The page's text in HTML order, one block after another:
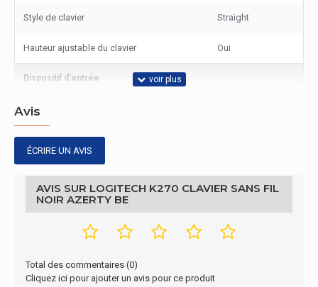
Style de clavier Straight
Hauteur ajustable du clavier Oui
Dispositif d'entrée
Utilisation recommandée
Emballage
Design
Oui
Emballage
Avis
ÉCRIRE UN AVIS
AVIS SUR LOGITECH K270 CLAVIER SANS FIL
NOIR AZERTY BE
Total des commentaires (0)
Cliquez ici pour ajouter un avis pour ce produit